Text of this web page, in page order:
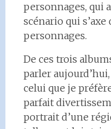
personnages, qui
scénario qui
personnages.
De ces trois
parler
celui que je
parfait
portrait d’une